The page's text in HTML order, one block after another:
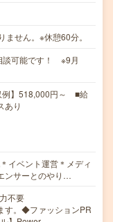
せん。※休憩60分。
可能です！ ※9月
】518,000円～ ■給
あり
イベント運営＊メディ
ンサーとのやり…
不要
す。◆ファッションPR